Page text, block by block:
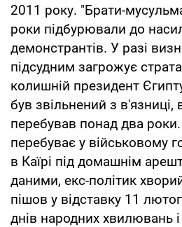
2011 року. "Брати-
роки підбурювали до
демонстрантів. У разі
підсудним загрожує
колишній президент
був звільнений з в'язниці,
перебував понад два роки.
перебуває у військовому
в Каїрі під домашнім
даними, екс-політик
пішов у відставку 11
днів народних хвилювань